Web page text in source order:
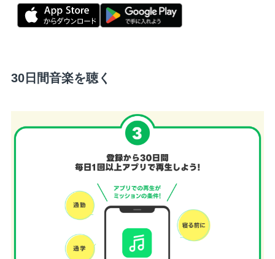
30日間音楽を聴く